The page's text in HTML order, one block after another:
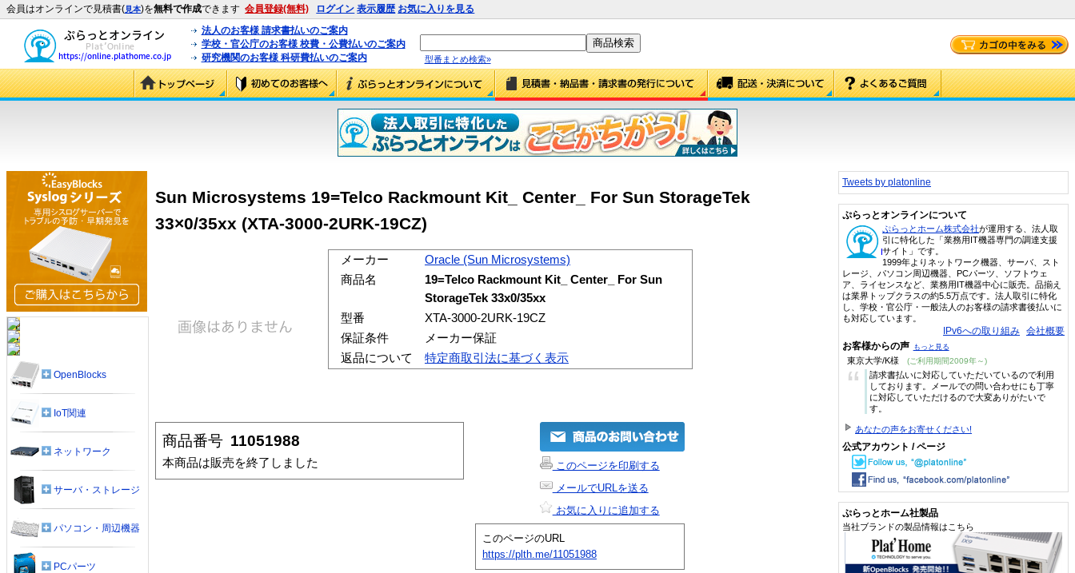
会員はオンラインで見積書(見本)を無料で作成できます 会員登録(無料) ログイン 表示履歴 お気に入りを見る
法人のお客様 請求書払いのご案内
学校・官公庁のお客様 校費・公費払いのご案内
研究機関のお客様 科研費払いのご案内
型番まとめ検索»
Sun Microsystems 19=Telco Rackmount Kit_ Center_ For Sun StorageTek
33×0/35xx (XTA-3000-2URK-19CZ)
メーカー
Oracle (Sun Microsystems)
商品名
19=Telco Rackmount Kit_ Center_ For Sun
StorageTek 33x0/35xx
型番
XTA-3000-2URK-19CZ
保証条件
メーカー保証
返品について
特定商取引法に基づく表示
商品番号 11051988
本商品は販売を終了しました
このページを印刷する
メールでURLを送る
お気に入りに追加する
このページのURL
https://plth.me/11051988
OpenBlocks
IoT関連
ネットワーク
サーバ・ストレージ
パソコン・周辺機器
PCパーツ
Tweets by platonline
ぷらっとオンラインについて
ぷらっとホーム株式会社が運用する、法人取
引に特化した「業務用IT機器専門の調達支援
サイト」です。
1999年よりネットワーク機器、サーバ、スト
レージ、パソコン周辺機器、PCパーツ、ソフトウェ
ア、ライセンスなど、業務用IT機器中心に販売。品揃え
は業界トップクラスの約5.5万点です。法人取引に特化
し、学校・官公庁・一般法人のお客様の請求書後払いに
も対応しています。
IPv6への取り組み 会社概要
お客様からの声 もっと見る
東京大学/K様 (ご利用期間2009年～)
“
請求書払いに対応していただいているので利用
しております。メールでの問い合わせにも丁寧
に対応していただけるので大変ありがたいで
す。
あなたの声をお寄せください!
公式アカウント / ページ
ぷらっとホーム社製品
当社ブランドの製品情報はこちら